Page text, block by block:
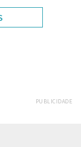
PUBLICIDADE